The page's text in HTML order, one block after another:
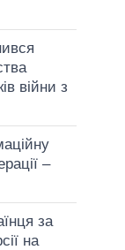
війни з
–
за
на